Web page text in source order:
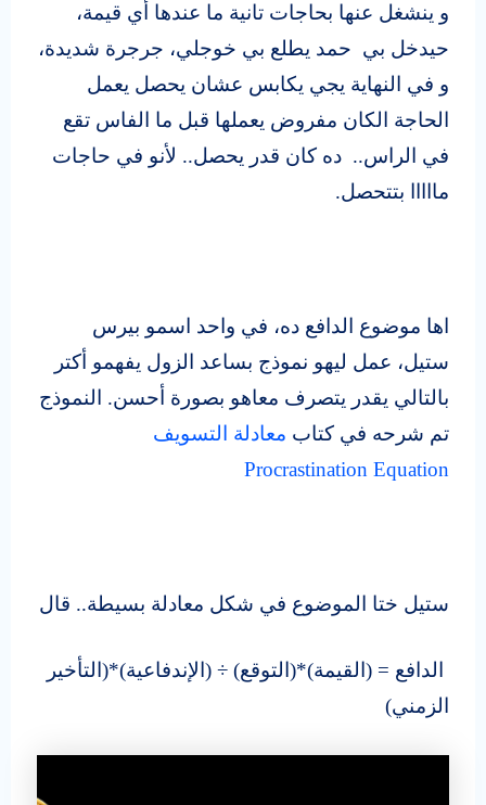
و ينشغل عنها بحاجات تانية ما عندها أي قيمة،
حيدخل بي حمد يطلع بي خوجلي، جرجرة شديدة،
و في النهاية يجي يكابس عشان يحصل يعمل
الحاجة الكان مفروض يعملها قبل ما الفاس تقع
في الراس.. ده كان قدر يحصل.. لأنو في حاجات
مااااا بتتحصل.
اها موضوع الدافع ده، في واحد اسمو بيرس
ستيل، عمل ليهو نموذج بساعد الزول يفهمو أكتر
بالتالي يقدر يتصرف معاهو بصورة أحسن. النموذج
تم شرحه في كتاب معادلة التسويف
Procrastination Equation
ستيل ختا الموضوع في شكل معادلة بسيطة.. قال
الدافع = (القيمة)*(التوقع) ÷ (الإندفاعية)*(التأخير
الزمني)